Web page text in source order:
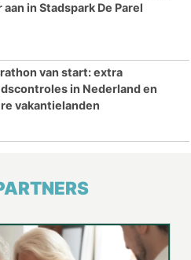
aan in Stadspark De Parel
van start: extra
in Nederland en
vakantielanden